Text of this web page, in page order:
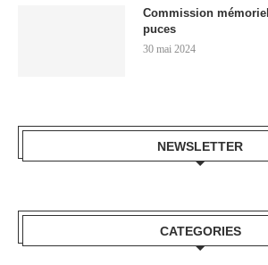
Commission
puces
30 mai 2024
NEWSLETTER
CATEGORIES